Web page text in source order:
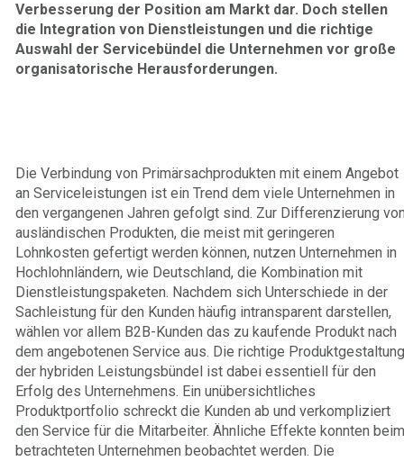
Verbesserung der Position am Markt dar. Doch stellen
die Integration von Dienstleistungen und die richtige
Auswahl der Servicebündel die Unternehmen vor große
organisatorische Herausforderungen.
Die Verbindung von Primärsachprodukten mit einem Angebot
an Serviceleistungen ist ein Trend dem viele Unternehmen in
den vergangenen Jahren gefolgt sind. Zur Differenzierung
ausländischen Produkten, die meist mit geringeren
Lohnkosten gefertigt werden können, nutzen Unternehmen in
Hochlohnländern, wie Deutschland, die Kombination mit
Dienstleistungspaketen. Nachdem sich Unterschiede in der
Sachleistung für den Kunden häufig intransparent darstellen,
wählen vor allem B2B-Kunden das zu kaufende Produkt nach
dem angebotenen Service aus. Die richtige Produktgestaltung
der hybriden Leistungsbündel ist dabei essentiell für den
Erfolg des Unternehmens. Ein unübersichtliches
Produktportfolio schreckt die Kunden ab und verkompliziert
den Service für die Mitarbeiter. Ähnliche Effekte konnten beim
betrachteten Unternehmen beobachtet werden. Die